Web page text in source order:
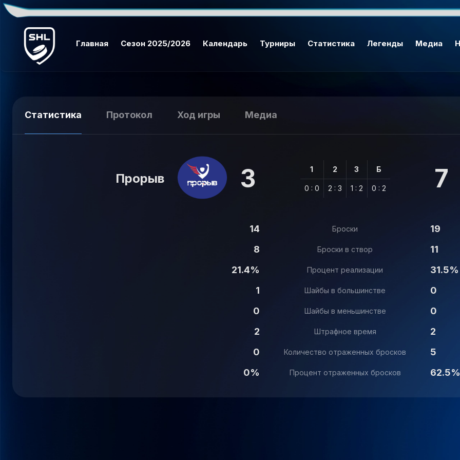
Главная Сезон 2025/2026 Календарь Турниры Статистика Легенды Медиа
Статистика Протокол Ход игры Медиа
Прорыв 3 1
0 : 0
2
2 : 3
3
1 : 2
Б
0 : 2 7
14 Броски
19
8
Броски в створ
11
21.4%
Процент реализации
31.5%
1
Шайбы в большинстве
0
0
Шайбы в меньшинстве
0
2
Штрафное время
2
0
Количество отраженных бросков
5
0%
Процент отраженных бросков 62.5%